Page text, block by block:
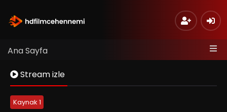
Ana Sayfa
Stream izle
Kaynak 1